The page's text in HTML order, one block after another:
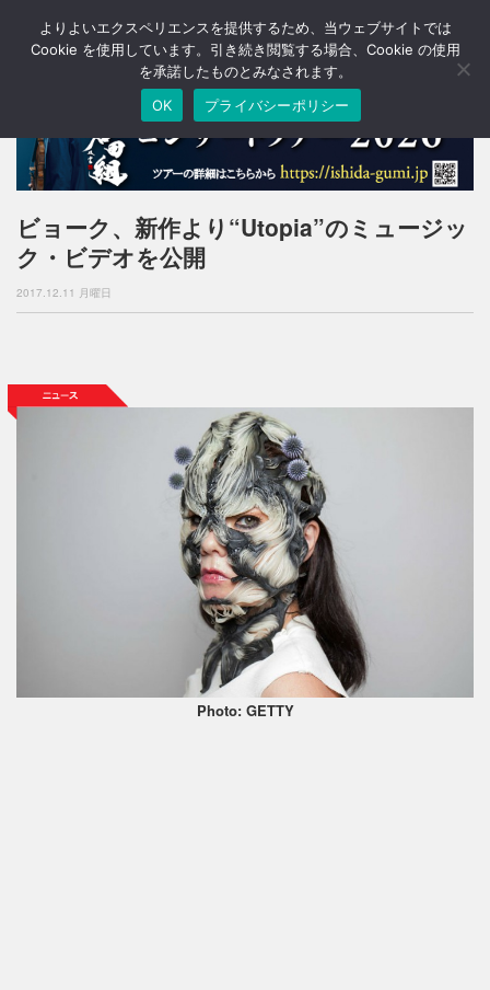
T
o
a
v
g
o
ビョーク、新作より“Utopia”のミュージッ
ク・ビデオを公開
2017.12.11 月曜日
Photo: GETTY
よりよいエクスペリエンスを提供するため、当ウェブサイトでは
Cookie を使用しています。引き続き閲覧する場合、Cookie の使用
を承諾したものとみなされます。
OK
プライバシーポリシー